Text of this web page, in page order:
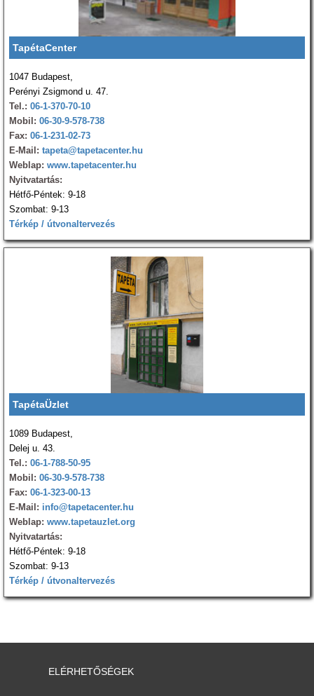
TapétaCenter
1047 Budapest,
Perényi Zsigmond u. 47.
Tel.: 06-1-370-70-10
Mobil: 06-30-9-578-738
Fax: 06-1-231-02-73
E-Mail: tapeta@tapetacenter.hu
Weblap: www.tapetacenter.hu
Nyitvatartás:
Hétfő-Péntek: 9-18
Szombat: 9-13
Térkép / útvonaltervezés
TapétaÜzlet
1089 Budapest,
Delej u. 43.
Tel.: 06-1-788-50-95
Mobil: 06-30-9-578-738
Fax: 06-1-323-00-13
E-Mail: info@tapetacenter.hu
Weblap: www.tapetauzlet.org
Nyitvatartás:
Hétfő-Péntek: 9-18
Szombat: 9-13
Térkép / útvonaltervezés
ELÉRHETŐSÉGEK